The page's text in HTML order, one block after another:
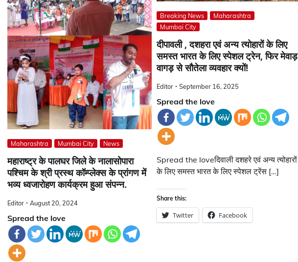
Maharashtra Mumbai City News
महाराष्ट्र के पालघर जिले के नालासोपारा
पश्चिम के श्री प्रस्थ कॉम्प्लेक्स के प्रांगण में
भव्य ध्वजारोहण कार्यक्रम हुआ संपन्न.
Editor August 20, 2024
Spread the love
Breaking News
Maharashtra
Mumbai City
दीपावली , दशहरा एवं अन्य त्योहारों के लिए
समस्त भारत के लिए स्पेशल ट्रेन, फिर मेवाड़
वागड़ से सौतेला व्यवहार क्यों!
Editor September 16, 2025
Spread the love
Spread the loveदिवाली दशहरे एवं अन्य त्योहारों
के लिए समस्त भारत के लिए स्पेशल ट्रेंस […]
Share this:
Twitter Facebook